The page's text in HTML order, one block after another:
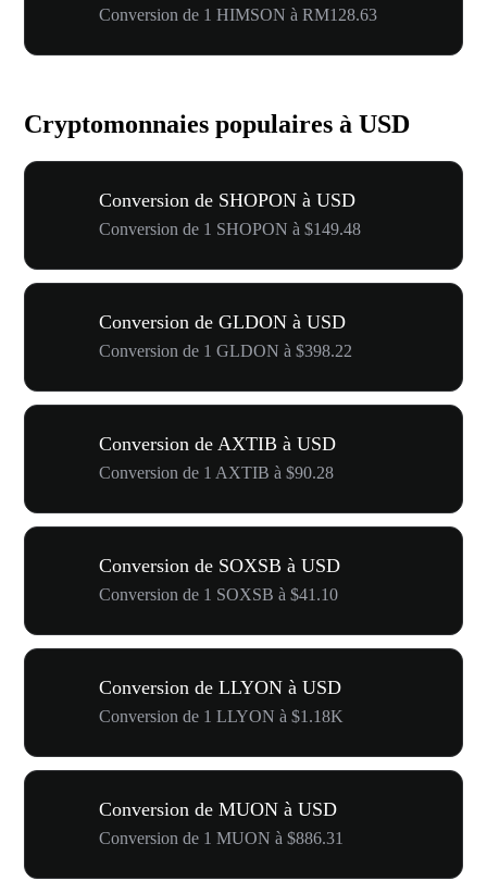
Conversion de 1 HIMSON à RM128.63
Cryptomonnaies populaires à USD
Conversion de SHOPON à USD
Conversion de 1 SHOPON à $149.48
Conversion de GLDON à USD
Conversion de 1 GLDON à $398.22
Conversion de AXTIB à USD
Conversion de 1 AXTIB à $90.28
Conversion de SOXSB à USD
Conversion de 1 SOXSB à $41.10
Conversion de LLYON à USD
Conversion de 1 LLYON à $1.18K
Conversion de MUON à USD
Conversion de 1 MUON à $886.31